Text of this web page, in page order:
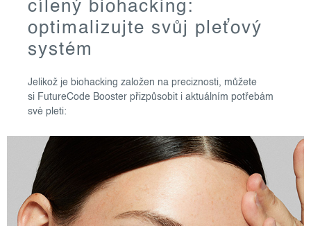
cílený biohacking:
optimalizujte svůj pleťový
systém
Jelikož je biohacking založen na preciznosti, můžete
si FutureCode Booster přizpůsobit i aktuálním potřebám
své pleti: